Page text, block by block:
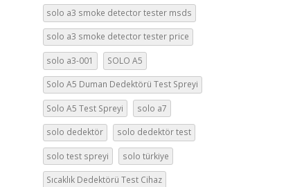
solo a3 smoke detector tester msds
solo a3 smoke detector tester price
solo a3-001 SOLO A5
Solo A5 Duman Dedektörü Test Spreyi
Solo A5 Test Spreyi solo a7
solo dedektör solo dedektör test
solo test spreyi solo türkiye
Sıcaklık Dedektörü Test Cihaz